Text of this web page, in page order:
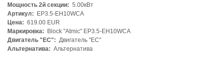
Мощность 2й секции: 5.00кВт
Артикул:
EP3.5-EH10WCA
Цена: 619.00 EUR
Маркировка:
Block "Atmic" EP3.5-EH10WCA
Двигатель "ЕС": Двигатель "ЕС"
Альтернатива: Альтернатива